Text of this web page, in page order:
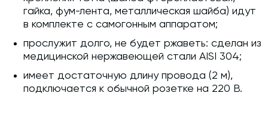
гайка, фум-лента, металлическая шайба) идут
в комплекте с самогонным аппаратом;
прослужит долго, не будет ржаветь: сделан из
медицинской нержавеющей стали AISI 304;
имеет достаточную длину провода (2 м),
подключается к обычной розетке на 220 В.